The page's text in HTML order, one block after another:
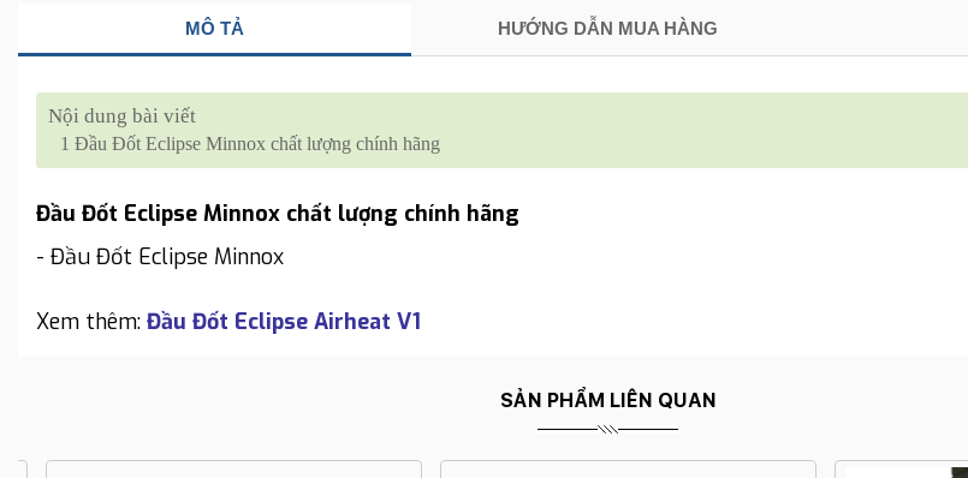
MÔ TẢ HƯỚNG DẪN MUA HÀNG
Nội dung bài viết
1 Đầu Đốt Eclipse Minnox chất lượng chính hãng
Đầu Đốt Eclipse Minnox chất lượng chính hãng
- Đầu Đốt Eclipse Minnox
Xem thêm: Đầu Đốt Eclipse Airheat V1
SẢN PHẨM LIÊN QUAN